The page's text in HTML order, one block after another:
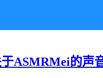
ASMRMei的声